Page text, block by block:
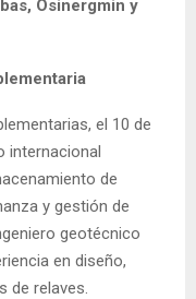
Osinergmin y
el 10 de
internacional
de
y gestión de
geotécnico
en diseño,
de relaves.